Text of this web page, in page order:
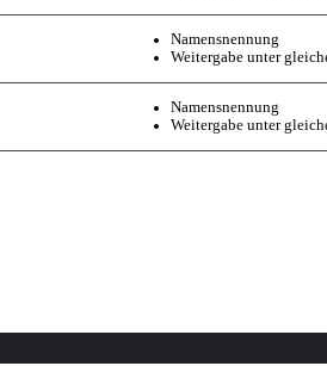
Namensnennung
Weitergabe unter
Namensnennung
Weitergabe unter